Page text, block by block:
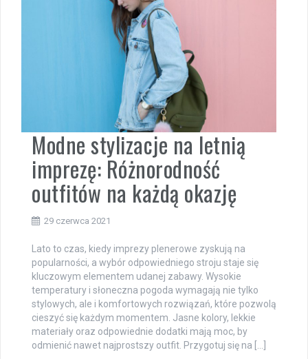
Modne stylizacje na letnią
imprezę: Różnorodność
outfitów na każdą okazję
29 czerwca 2021
Lato to czas, kiedy imprezy plenerowe zyskują na
popularności, a wybór odpowiedniego stroju staje się
kluczowym elementem udanej zabawy. Wysokie
temperatury i słoneczna pogoda wymagają nie tylko
stylowych, ale i komfortowych rozwiązań, które pozwolą
cieszyć się każdym momentem. Jasne kolory, lekkie
materiały oraz odpowiednie dodatki mają moc, by
odmienić nawet najprostszy outfit. Przygotuj się na […]